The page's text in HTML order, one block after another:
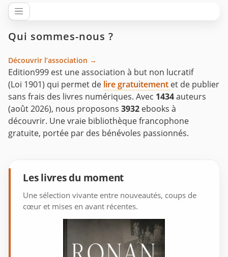
Qui sommes-nous ?
Découvrir l’association →
Edition999 est une association à but non lucratif
(Loi 1901) qui permet de lire gratuitement et de publier
sans frais des livres numériques. Avec 1434auteurs
(août 2026), nous proposons 3932 ebooks à
découvrir. Une vraie bibliothèque francophone
gratuite, portée par des bénévoles passionnés.
Les livres du moment
Une sélection vivante entre nouveautés, coups de
cœur et mises en avant récentes.